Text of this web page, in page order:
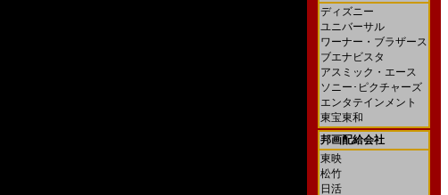
ディズニー
ユニバーサル
ワーナー・ブラザース
ブエナビスタ
アスミック・エース
ソニー･ピクチャーズ
エンタテインメント
東宝東和
邦画配給会社
東映
松竹
日活